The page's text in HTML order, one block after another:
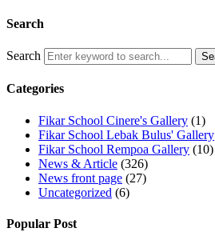
Search
Search
Categories
Fikar School Cinere's Gallery (1)
Fikar School Lebak Bulus' Gallery
Fikar School Rempoa Gallery (10)
News & Article (326)
News front page (27)
Uncategorized (6)
Popular Post